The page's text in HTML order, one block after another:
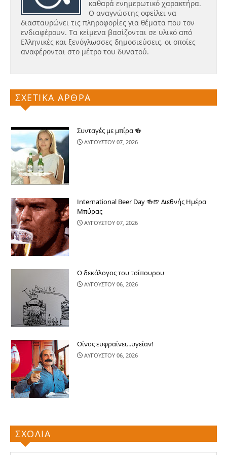
καθαρά ενημερωτικό χαρακτήρα.
Ο αναγνώστης οφείλει να
διασταυρώνει τις πληροφορίες για θέματα που τον
ενδιαφέρουν. Τα κείμενα βασίζονται σε υλικό από
Ελληνικές και ξενόγλωσσες δημοσιεύσεις, οι οποίες
αναφέρονται στο μέτρο του δυνατού.
ΣΧΕΤΙΚΑ ΑΡΘΡΑ
Συνταγές με μπίρα 🍻
ΑΥΓΟΥΣΤΟΥ 07, 2026
International Beer Day 🍻🍺 Διεθνής Ημέρα
Μπύρας
ΑΥΓΟΥΣΤΟΥ 07, 2026
Ο δεκάλογος του τσίπουρου
ΑΥΓΟΥΣΤΟΥ 06, 2026
Οίνος ευφραίνει...υγείαν!
ΑΥΓΟΥΣΤΟΥ 06, 2026
ΣΧΟΛΙΑ